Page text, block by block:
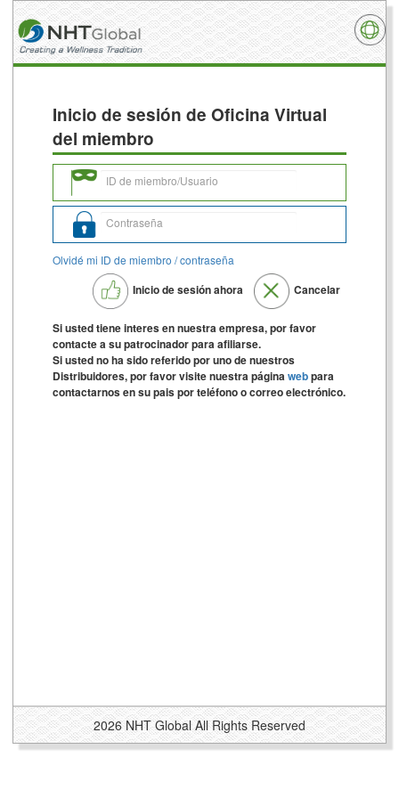
Inicio de sesión de Oficina Virtual
del miembro
Olvidé mi ID de miembro / contraseña
Inicio de sesión ahora Cancelar
Si usted tiene interes en nuestra empresa, por favor
contacte a su patrocinador para afiliarse.
Si usted no ha sido referido por uno de nuestros
Distribuidores, por favor visite nuestra páginawebpara
contactarnos en su pais por teléfono o correo electrónico.
2026 NHT Global All Rights Reserved